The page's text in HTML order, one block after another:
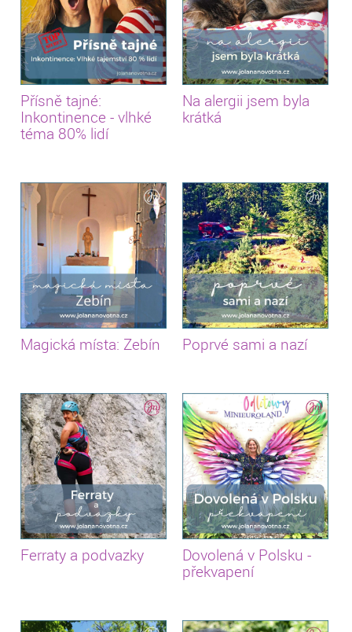
Přísně tajné:
Inkontinence - vlhké
téma 80% lidí
Na alergii jsem byla
krátká
Magická místa: Zebín Poprvé sami a nazí
Ferraty a podvazky
Dovolená v Polsku -
překvapení